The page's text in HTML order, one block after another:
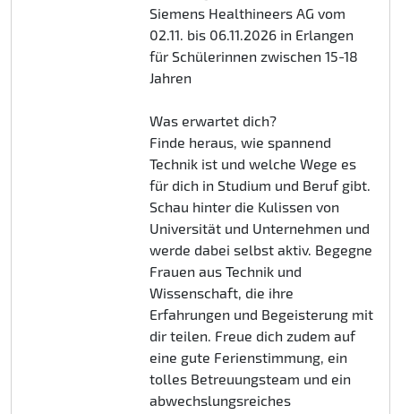
Siemens Healthineers AG vom
02.11. bis 06.11.2026 in Erlangen
für Schülerinnen zwischen 15-18
Jahren
Was erwartet dich?
Finde heraus, wie spannend
Technik ist und welche Wege es
für dich in Studium und Beruf gibt.
Schau hinter die Kulissen von
Universität und Unternehmen und
werde dabei selbst aktiv. Begegne
Frauen aus Technik und
Wissenschaft, die ihre
Erfahrungen und Begeisterung mit
dir teilen. Freue dich zudem auf
eine gute Ferienstimmung, ein
tolles Betreuungsteam und ein
abwechslungsreiches